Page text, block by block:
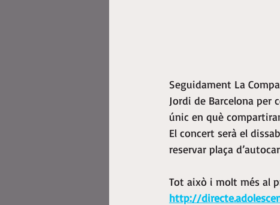
Seguidament La
Jordi de Barcelona per
únic en què
El concert serà el
reservar plaça
Tot això i molt més al
http://